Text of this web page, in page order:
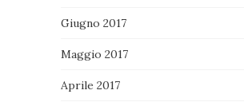
Giugno 2017
Maggio 2017
Aprile 2017